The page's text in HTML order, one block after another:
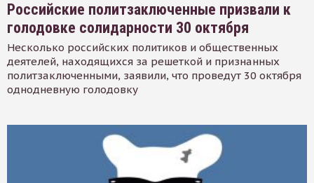
Российские политзаключенные призвали к
голодовке солидарности 30 октября
Несколько российских политиков и общественных
деятелей, находящихся за решеткой и признанных
политзаключенными, заявили, что проведут 30 октября
однодневную голодовку